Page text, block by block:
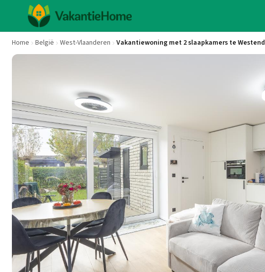
Home België West-Vlaanderen Vakantiewoning met 2 slaapkamers te